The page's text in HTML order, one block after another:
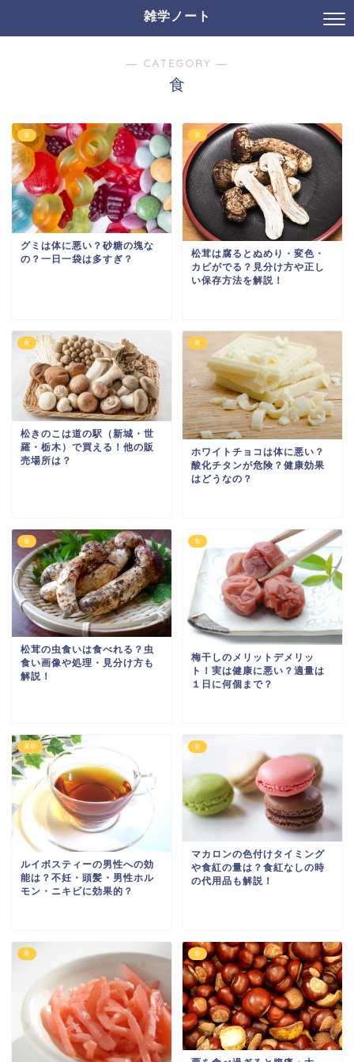
雑学ノート
― CATEGORY ―
食
食
グミは体に悪い？砂糖の塊な
の？一日一袋は多すぎ？
食
松茸は腐るとぬめり・変色・
カビがでる？見分け方や正し
い保存方法を解説！
食
松きのこは道の駅（新城・世
羅・栃木）で買える！他の販
売場所は？
食
ホワイトチョコは体に悪い？
酸化チタンが危険？健康効果
はどうなの？
食
松茸の虫食いは食べれる？虫
食い画像や処理・見分け方も
解説！
食
梅干しのメリットデメリッ
ト！実は健康に悪い？適量は
１日に何個まで？
美容
ルイボスティーの男性への効
能は？不妊・頭髪・男性ホル
モン・ニキビに効果的？
食
マカロンの色付けタイミング
や食紅の量は？食紅なしの時
の代用品も解説！
食 食